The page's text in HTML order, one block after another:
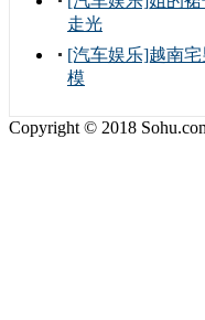
走光
[汽车娱乐]越南
模
Copyright © 2018